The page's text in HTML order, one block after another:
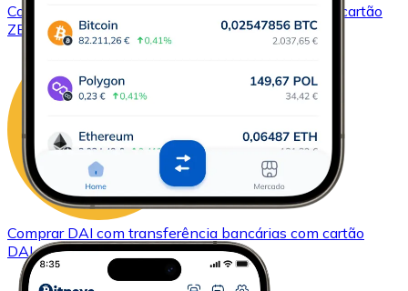
Comprar
com cartão
ZEC
Comprar DAI com transferência bancárias com cartão
DAI